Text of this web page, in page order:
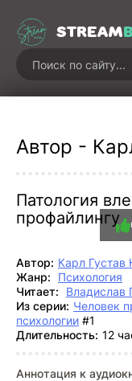
STREAM
Автор -
Патология
профайлингу
Автор: Карл Густав
Жанр:
Психология
Читает:
Владислав
Из серии: Человек
психологии #1
Длительность: 12
Аннотация к